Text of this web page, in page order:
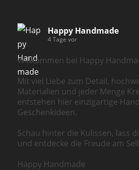
Happy Handmade
4 Tage vor
Willkommen bei Happy
Mit viel Liebe zum Detail,
Materialien und jeder Menge
entstehen hier einzigartige
Geschenkideen.
Schau hinter die Kulissen, lass
und entdecke die Freude am
Happy Handmade